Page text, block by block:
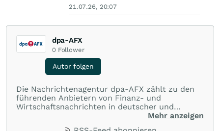
21.07.26, 20:07
dpa-AFX
0 Follower
Autor folgen
Die Nachrichtenagentur dpa-AFX zählt zu den
führenden Anbietern von Finanz- und
Wirtschaftsnachrichten in deutscher und
englischer Sprache. Gestützt auf einMehr anzeigen